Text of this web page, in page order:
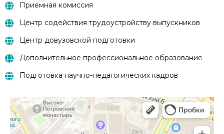
Приемная комиссия
Центр содействия трудоустройству выпускников
Центр довузовской подготовки
Дополнительное профессиональное образование
Подготовка научно-педагогических кадров
Москва
Рахмановский переулок, 3 в Москве, организации в здании
Рахмановский переулок, 3 — Яндекс.Карты